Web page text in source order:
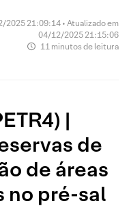
2025 21:09:14 • Atualizado em
04/12/2025 21:15:06
11 minutos de leitura
|
de
de áreas
no pré-sal